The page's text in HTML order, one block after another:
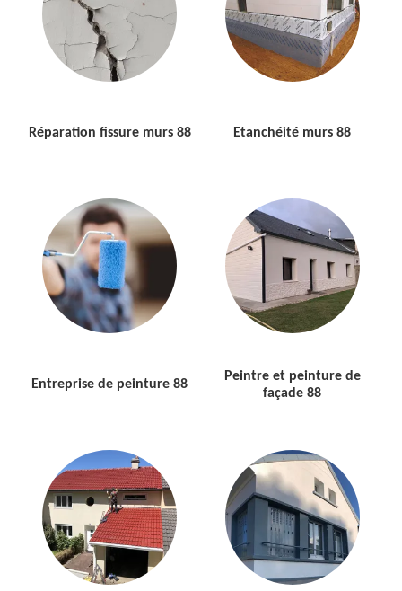
Réparation fissure murs 88 Etanchéité murs 88
Entreprise de peinture 88
Peintre et peinture de
façade 88